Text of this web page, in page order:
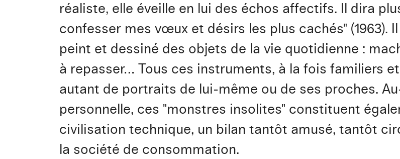
réaliste, elle éveille en lui des échos affectifs. Il dira
confesser mes vœux et désirs les plus cachés" (1963).
peint et dessiné des objets de la vie quotidienne :
à repasser… Tous ces instruments, à la fois familiers
autant de portraits de lui-même ou de ses proches.
personnelle, ces "monstres insolites" constituent
civilisation technique, un bilan tantôt amusé, tantôt
la société de consommation.